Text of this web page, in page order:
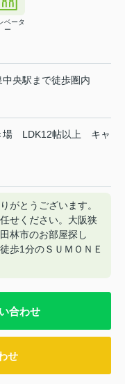
ベータ
ー
央駅まで徒歩圏内
場 LDK12帖以上
キャ
がとうございます。
せください。大阪狭
林市のお部屋探し
歩1分のＳＵＭＯＮＥ
合わせ
せ